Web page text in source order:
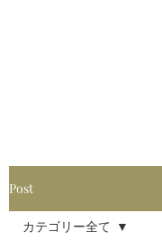
Post
カテゴリー全て